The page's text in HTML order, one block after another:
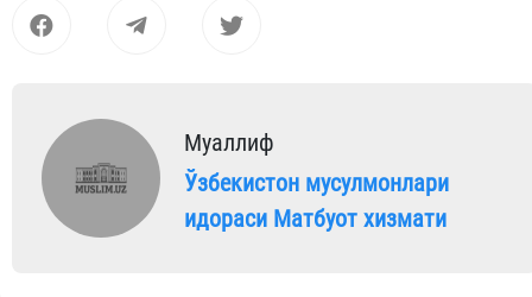
Муаллиф
Ўзбекистон мусулмонлари
идораси Матбуот хизмати